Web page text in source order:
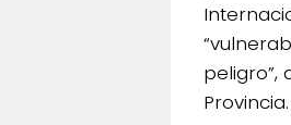
peligro”,
Provincia.